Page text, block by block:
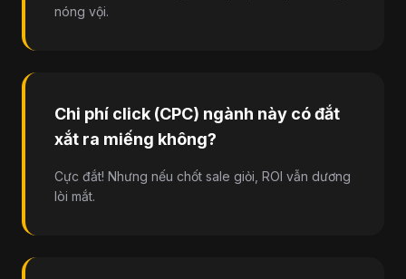
nóng vội.
Chi phí click (CPC) ngành này có đắt
xắt ra miếng không?
Cực đắt! Nhưng nếu chốt sale giỏi, ROI vẫn dương
lòi mắt.